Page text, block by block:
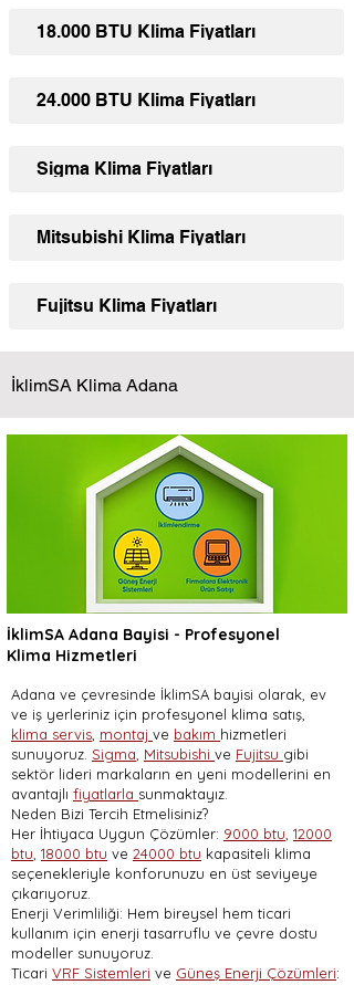
18.000 BTU Klima Fiyatları
24.000 BTU Klima Fiyatları
Sigma Klima Fiyatları
Mitsubishi Klima Fiyatları
Fujitsu Klima Fiyatları
İklimSA Klima Adana
İklimSA Adana Bayisi - Profesyonel
Klima Hizmetleri
Adana ve çevresinde İklimSA bayisi olarak, ev
ve iş yerleriniz için profesyonel klima satış,
klima servis montaj ve bakım hizmetleri
sunuyoruz. Sigma Mitsubishi ve Fujitsu gibi
sektör lideri markaların en yeni modellerini en
avantajlı fiyatlarla sunmaktayız.
Neden Bizi Tercih Etmelisiniz?
Her İhtiyaca Uygun Çözümler: 9000 btu 12000
btu 18000 btu ve 24000 btu kapasiteli klima
seçenekleriyle konforunuzu en üst seviyeye
çıkarıyoruz.
Enerji Verimliliği: Hem bireysel hem ticari
kullanım için enerji tasarruflu ve çevre dostu
modeller sunuyoruz.
Ticari VRF Sistemleri ve Güneş Enerji Çözümleri: